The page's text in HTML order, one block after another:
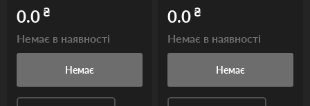
0.0₴
Немає в наявності
Немає
0.0₴
Немає в наявності
Немає